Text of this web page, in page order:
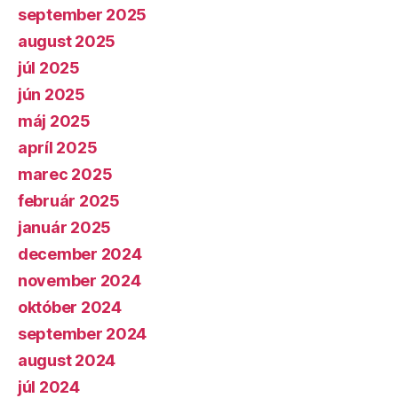
september 2025
august 2025
júl 2025
jún 2025
máj 2025
apríl 2025
marec 2025
február 2025
január 2025
december 2024
november 2024
október 2024
september 2024
august 2024
júl 2024